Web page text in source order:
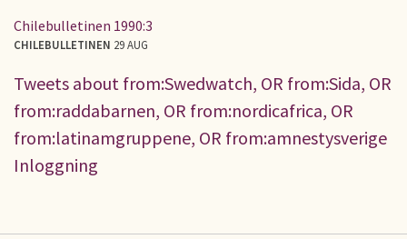
Chilebulletinen 1990:3
CHILEBULLETINEN 29 AUG
Tweets about from:Swedwatch, OR from:Sida, OR
from:raddabarnen, OR from:nordicafrica, OR
from:latinamgruppene, OR from:amnestysverige
Inloggning